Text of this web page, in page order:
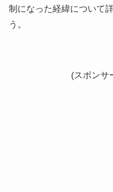
制になった経緯について
う。
(スポンサ